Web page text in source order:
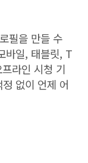
필을 만들 수
바일, 태블릿, T
라인 시청 기
없이 언제 어